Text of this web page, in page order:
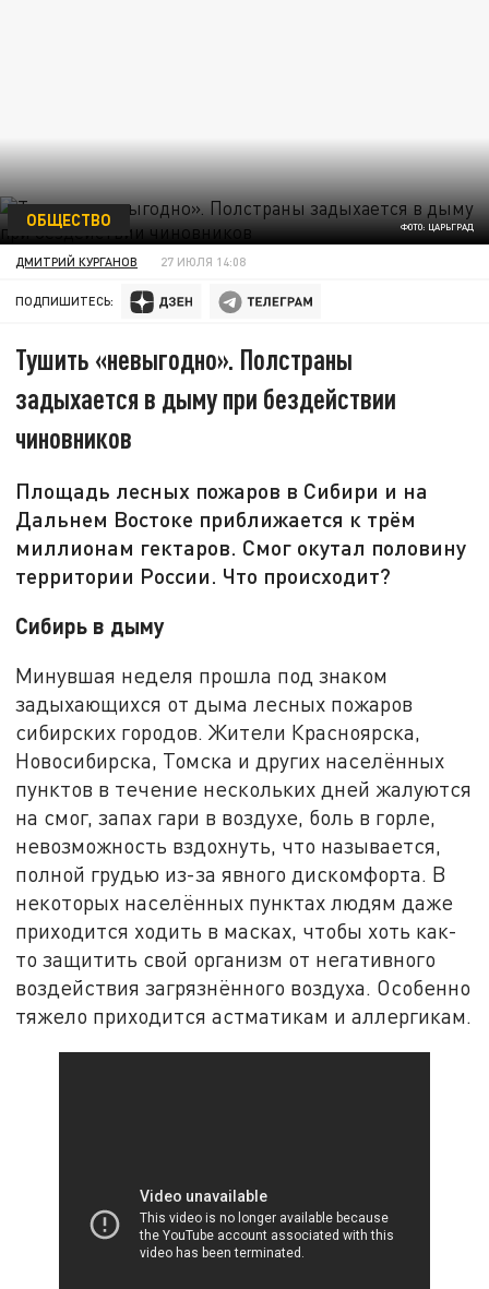
ФОТО: ЦАРЬГРАД
ОБЩЕСТВО
ДМИТРИЙ КУРГАНОВ 27 ИЮЛЯ 14:08
ПОДПИШИТЕСЬ:
Тушить «невыгодно». Полстраны
задыхается в дыму при бездействии
чиновников
Площадь лесных пожаров в Сибири и на
Дальнем Востоке приближается к трём
миллионам гектаров. Смог окутал половину
территории России. Что происходит?
Сибирь в дыму
Минувшая неделя прошла под знаком
задыхающихся от дыма лесных пожаров
сибирских городов. Жители Красноярска,
Новосибирска, Томска и других населённых
пунктов в течение нескольких дней жалуются
на смог, запах гари в воздухе, боль в горле,
невозможность вздохнуть, что называется,
полной грудью из-за явного дискомфорта. В
некоторых населённых пунктах людям даже
приходится ходить в масках, чтобы хоть как-
то защитить свой организм от негативного
воздействия загрязнённого воздуха. Особенно
тяжело приходится астматикам и аллергикам.